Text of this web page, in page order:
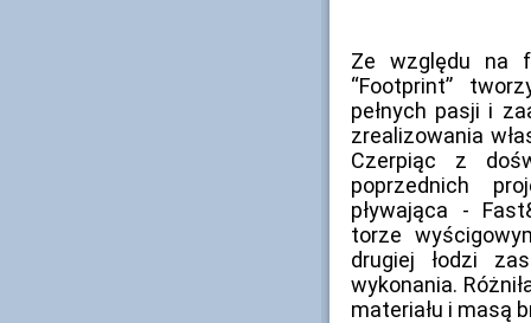
Ze względu na
“Footprint”
pełnych pasji i
zrealizowania
Czerpiąc z
poprzednich
pływająca -
torze
drugiej łodzi
wykonania.
materiału i masą